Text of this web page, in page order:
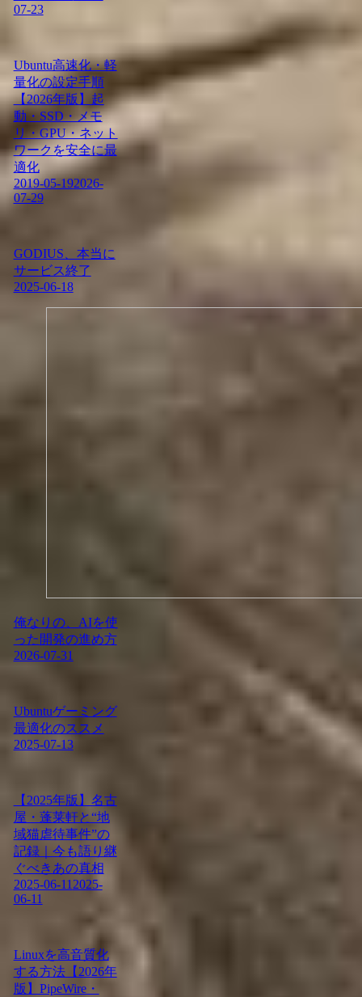
07-23
Ubuntu高速化・軽
量化の設定手順
【2026年版】起
動・SSD・メモ
リ・GPU・ネット
ワークを安全に最
適化
2019-05-192026-
07-29
GODIUS、本当に
サービス終了
2025-06-18
俺なりの、AIを使
った開発の進め方
2026-07-31
Ubuntuゲーミング
最適化のススメ
2025-07-13
【2025年版】名古
屋・蓬莱軒と“地
域猫虐待事件”の
記録｜今も語り継
ぐべきあの真相
2025-06-11 2025-
06-11
Linuxを高音質化
する方法【2026年
版】PipeWire・